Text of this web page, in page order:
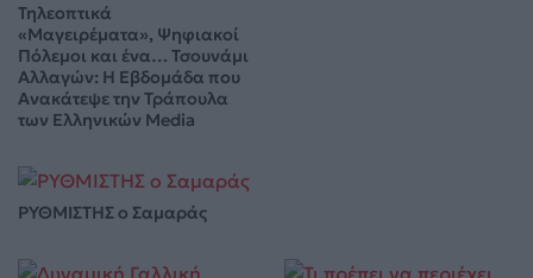
Τηλεοπτικά
«Μαγειρέματα», Ψηφιακοί
Πόλεμοι και ένα… Τσουνάμι
Αλλαγών: Η Εβδομάδα που
Ανακάτεψε την Τράπουλα
των Ελληνικών Media
ΡΥΘΜΙΣΤΗΣ ο Σαμαράς